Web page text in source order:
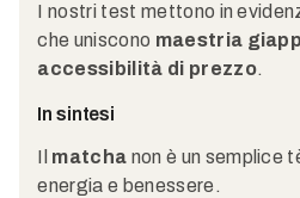
I nostri test mettono in
che uniscono maestria
accessibilità di prezzo.
In sintesi
matcha non è un semplice
energia e benessere.